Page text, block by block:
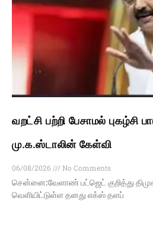
வறட்சி பற்றி பேசாமல் புகழ்சி
மு.க.ஸ்டாலின் கேள்வி
06/08/2026
No Comments
சென்னை:வேளாண் பட்ஜெட் குறித்து
வெளியிட்டுள்ள தனது எக்ஸ் தளப்